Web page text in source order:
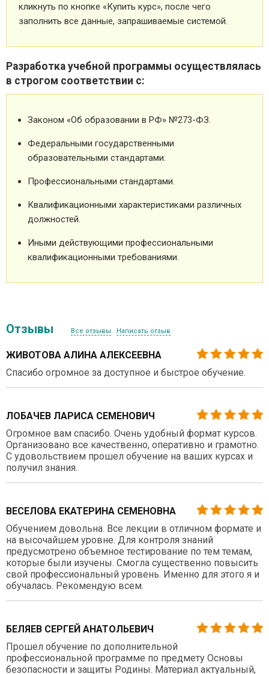
кликнуть по кнопке «Купить курс», после чего
заполнить все данные, запрашиваемые системой.
Разработка учебной программы осуществлялась
в строгом соответствии с:
Законом «Об образовании в РФ» №273-ФЗ.
Федеральными государственными
образовательными стандартами.
Профессиональными стандартами.
Квалификационными характеристиками различных
должностей.
Иными действующими профессиональными
квалификационными требованиями.
Отзывы Все отзывы Написать отзыв
ЖИВОТОВА АЛИНА АЛЕКСЕЕВНА
Спасибо огромное за доступное и быстрое обучение.
ЛОБАЧЕВ ЛАРИСА СЕМЕНОВИЧ
Огромное вам спасибо. Очень удобный формат курсов.
Организовано все качественно, оперативно и грамотно.
С удовольствием прошел обучение на ваших курсах и
получил знания.
ВЕСЕЛОВА ЕКАТЕРИНА СЕМЕНОВНА
Обучением довольна. Все лекции в отличном формате и
на высочайшем уровне. Для контроля знаний
предусмотрено объемное тестирование по тем темам,
которые были изучены. Смогла существенно повысить
свой профессиональный уровень. Именно для этого я и
обучалась. Рекомендую всем.
БЕЛЯЕВ СЕРГЕЙ АНАТОЛЬЕВИЧ
Прошел обучение по дополнительной
профессиональной программе по предмету Основы
безопасности и защиты Родины. Материал актуальный,